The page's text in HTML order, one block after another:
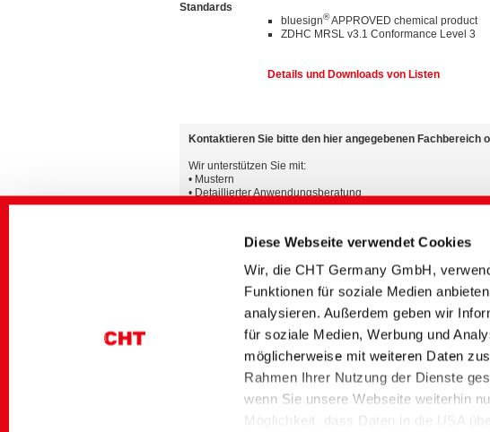
Diese Webseite verwendet Cookies
Wir, die CHT Germany GmbH,
Funktionen für soziale Medien
analysieren. Außerdem geben wir
für soziale Medien, Werbung und
möglicherweise mit weiteren Daten
Rahmen Ihrer Nutzung der Dienste
wenn Sie unsere Webseite weiterhin
Möglichkeit, dass Daten in die USA
Standards
bluesign®APPROVED chemical product
ZDHC MRSL v3.1 Conformance Level 3
Details und Downloads von Listen
Kontaktieren Sie bitte den hier angegebenen Fachbereich
Wir unterstützen Sie mit:
• Mustern
• Detaillierter Anwendungsberatung
• Auskünften zur weltweiten Verfügbarkeit und zu
Die Verfügbarkeit der Produkte kann landesspezifisch
Downloads
Nach Anmeldung im Bereich „myCHT“ erhalten Sie hier Zugriff
verschiedenen Sprachen.
Nach erfolgter Berechtigung werden ihnen auch